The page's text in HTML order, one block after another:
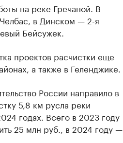
на реке Гречаной. В
в Динском — 2-я
Бейсужек.
проектов расчистки еще
а также в Геленджике.
России направило в
5,8 км русла реки
годах. Всего в 2023 году
25 млн руб., в 2024 году —